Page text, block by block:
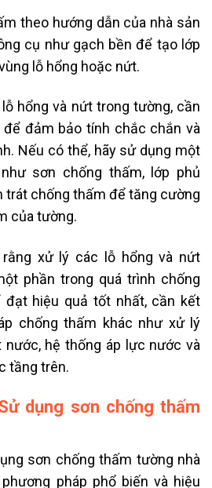
theo hướng dẫn của nhà sản
cụ như gạch bền để tạo lớp
lỗ hổng hoặc nứt.
hổng và nứt trong tường, cần
đảm bảo tính chắc chắn và
Nếu có thể, hãy sử dụng một
sơn chống thấm, lớp phủ
trát chống thấm để tăng cường
của tường.
xử lý các lỗ hổng và nứt
phần trong quá trình chống
đạt hiệu quả tốt nhất, cần kết
chống thấm khác như xử lý
hệ thống áp lực nước và
tầng trên.
dụng sơn chống thấm
sơn chống thấm tường nhà
pháp phổ biến và hiệu